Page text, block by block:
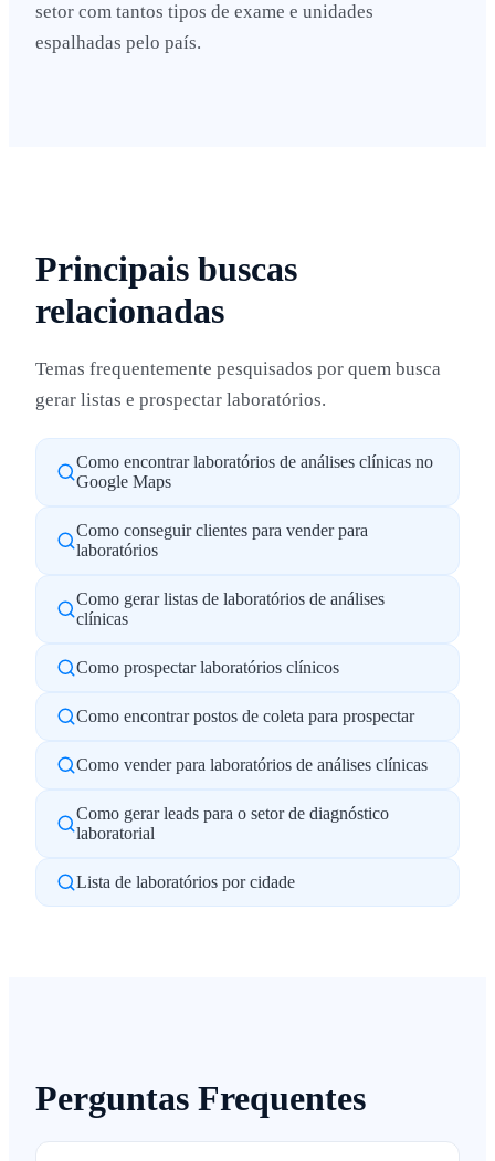
setor com tantos tipos de exame e unidades
espalhadas pelo país.
Principais buscas
relacionadas
Temas frequentemente pesquisados por quem busca
gerar listas e prospectar laboratórios.
Como encontrar laboratórios de análises clínicas no
Google Maps
Como conseguir clientes para vender para
laboratórios
Como gerar listas de laboratórios de análises
clínicas
Como prospectar laboratórios clínicos
Como encontrar postos de coleta para prospectar
Como vender para laboratórios de análises clínicas
Como gerar leads para o setor de diagnóstico
laboratorial
Lista de laboratórios por cidade
Perguntas Frequentes